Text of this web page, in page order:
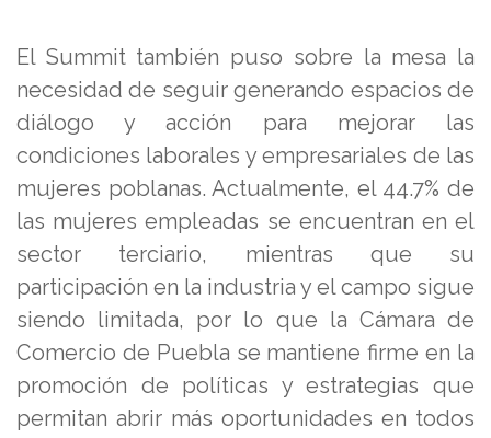
El Summit también puso sobre la mesa la
necesidad de seguir generando espacios de
diálogo y acción para mejorar las
condiciones laborales y empresariales de las
mujeres poblanas. Actualmente, el 44.7% de
las mujeres empleadas se encuentran en el
sector terciario, mientras que su
participación en la industria y el campo sigue
siendo limitada, por lo que la Cámara de
Comercio de Puebla se mantiene firme en la
promoción de políticas y estrategias que
permitan abrir más oportunidades en todos